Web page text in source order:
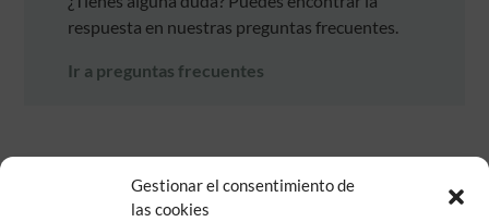
Gestionar el consentimiento de
las cookies
respuesta en nuestras preguntas frecuentes.
Ir a preguntas frecuentes